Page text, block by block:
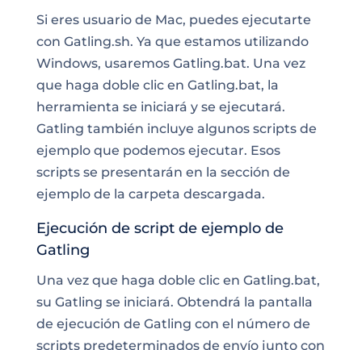
Si eres usuario de Mac, puedes ejecutarte
con Gatling.sh. Ya que estamos utilizando
Windows, usaremos Gatling.bat. Una vez
que haga doble clic en Gatling.bat, la
herramienta se iniciará y se ejecutará.
Gatling también incluye algunos scripts de
ejemplo que podemos ejecutar. Esos
scripts se presentarán en la sección de
ejemplo de la carpeta descargada.
Ejecución de script de ejemplo de
Gatling
Una vez que haga doble clic en Gatling.bat,
su Gatling se iniciará. Obtendrá la pantalla
de ejecución de Gatling con el número de
scripts predeterminados de envío junto con